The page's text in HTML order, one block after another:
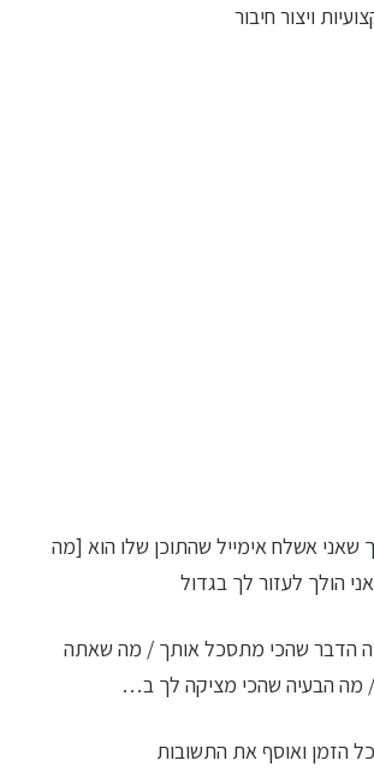
ויצור חיבור
אשלח אימייל שהתוכן שלו הוא [מה
הולך לעזור לך בגדול
הדבר שהכי מתסכל אותך / מה שאתה
/ מה הבעיה שהכי מציקה לך ב…
הזמן ואוסף את התשובות